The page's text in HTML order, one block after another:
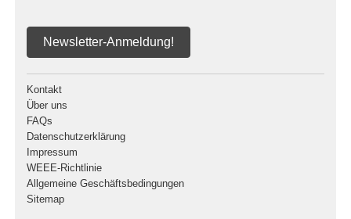
Newsletter-Anmeldung!
Kontakt
Über uns
FAQs
Datenschutzerklärung
Impressum
WEEE-Richtlinie
Allgemeine Geschäftsbedingungen
Sitemap